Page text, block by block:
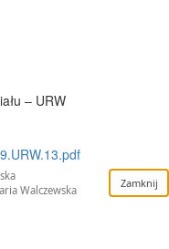
– URW
Walczewska